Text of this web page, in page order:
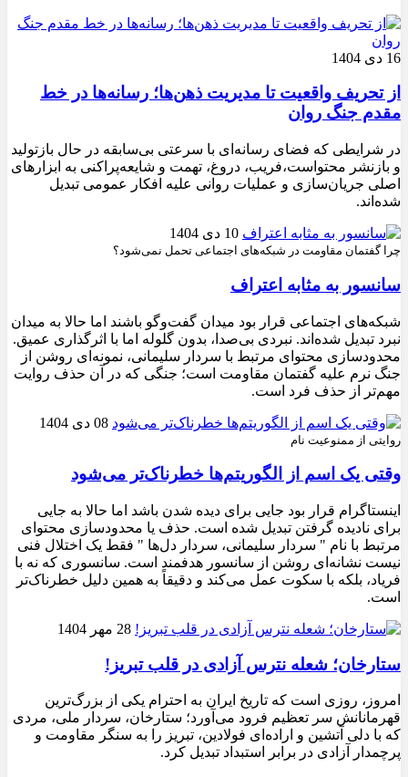
16 دی 1404
از تحریف واقعیت تا مدیریت ذهن‌ها؛ رسانه‌ها در خط
مقدم جنگ روان
در شرایطی که فضای رسانه‌ای با سرعتی بی‌سابقه در حال بازتولید
و بازنشر محتواست،فریب، دروغ، تهمت و شایعه‌پراکنی به ابزارهای
اصلی جریان‌سازی و عملیات روانی علیه افکار عمومی تبدیل
شده‌اند.
10 دی 1404
چرا گفتمان مقاومت در شبکه‌های اجتماعی تحمل نمی‌شود؟
سانسور به مثابه اعتراف
شبکه‌های اجتماعی قرار بود میدان گفت‌وگو باشند اما حالا به میدان
نبرد تبدیل شده‌اند. نبردی بی‌صدا، بدون گلوله اما با اثرگذاری عمیق.
محدودسازی محتوای مرتبط با سردار سلیمانی، نمونه‌ای روشن از
جنگ نرم علیه گفتمان مقاومت است؛ جنگی که در آن حذف روایت
مهم‌تر از حذف فرد است.
08 دی 1404
روایتی از ممنوعیت نام
وقتی یک اسم از الگوریتم‌ها خطرناک‌تر می‌شود
اینستاگرام قرار بود جایی برای دیده شدن باشد اما حالا به جایی
برای نادیده گرفتن تبدیل شده است. حذف یا محدودسازی محتوای
مرتبط با نام " سردار سلیمانی، سردار دل‌ها " فقط یک اختلال فنی
نیست نشانه‌ای روشن از سانسور هدفمند است. سانسوری که نه با
فریاد، بلکه با سکوت عمل می‌کند و دقیقاً به همین دلیل خطرناک‌تر
است.
28 مهر 1404
ستارخان؛ شعله نترس آزادی در قلب تبریز!
امروز، روزی است که تاریخ ایران به احترام یکی از بزرگ‌ترین
قهرمانانش سر تعظیم فرود می‌آورد؛ ستارخان، سردار ملی، مردی
که با دلی آتشین و اراده‌ای فولادین، تبریز را به سنگر مقاومت و
پرچمدار آزادی در برابر استبداد تبدیل کرد.